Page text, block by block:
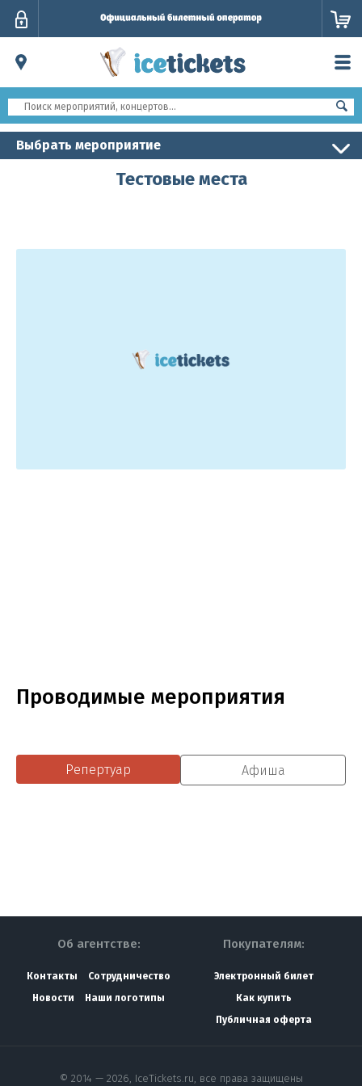
Выбрать мероприятие
Тестовые места
Проводимые мероприятия
Репертуар Афиша
Об агентстве:
Контакты
Сотрудничество
Новости
Наши логотипы
Покупателям:
Электронный билет
Как купить
Публичная оферта
© 2014 — 2026, IceTickets.ru, все права защищены